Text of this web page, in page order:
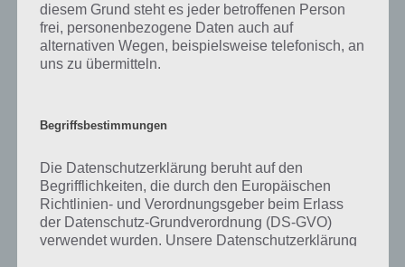
Auf WhatsApp teilen Teilen auf Facebook
Mehr Artikel hier auf Touchportal
diesem Grund steht es jeder betroffenen Person
frei, personenbezogene Daten auch auf
alternativen Wegen, beispielsweise telefonisch, an
uns zu übermitteln.
Begriffsbestimmungen
Die Datenschutzerklärung beruht auf den
Begrifflichkeiten, die durch den Europäischen
Richtlinien- und Verordnungsgeber beim Erlass
der Datenschutz-Grundverordnung (DS-GVO)
verwendet wurden. Unsere Datenschutzerklärung